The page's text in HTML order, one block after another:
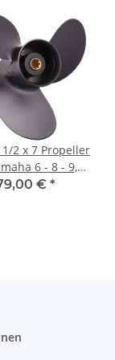
1/2 x 7 Propeller
6 - 8 - 9,9
mit 7 Zähnen
€ *